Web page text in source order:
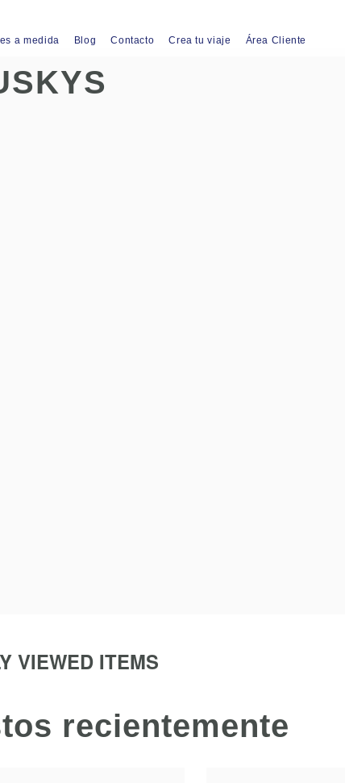
a medida Blog Contacto Crea tu viaje Área Cliente
VIEWED ITEMS
recientemente